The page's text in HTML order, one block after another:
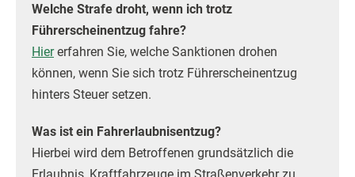
Welche Strafe droht, wenn ich trotz
Führerscheinentzug fahre?
Hiererfahren Sie, welche Sanktionen drohen
können, wenn Sie sich trotz Führerscheinentzug
hinters Steuer setzen.
Was ist ein Fahrerlaubnisentzug?
Hierbei wird dem Betroffenen grundsätzlich die